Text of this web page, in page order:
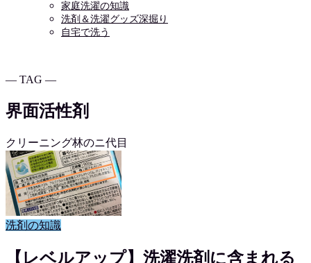
家庭洗濯の知識
洗剤＆洗濯グッズ深掘り
自宅で洗う
― TAG ―
界面活性剤
クリーニング林のニ代目
洗剤の知識
【レベルアップ】洗濯洗剤に含まれる